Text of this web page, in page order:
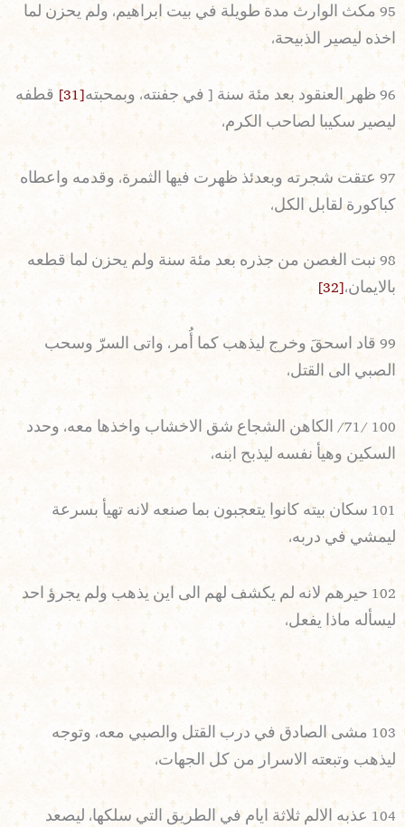
95 مكث الوارث مدة طويلة في بيت ابراهيم، ولم يحزن لما
اخذه ليصير الذبيحة،
96 ظهر العنقود بعد مئة سنة [ في جفنته، وبمحبته [31]
قطفه
ليصير سكيبا لصاحب الكرم،
97 عتقت شجرته وبعدئذ ظهرت فيها الثمرة، وقدمه واعطاه
كباكورة لقابل الكل،
98 نبت الغصن من جذره بعد مئة سنة ولم يحزن لما قطعه
بالايمان، [32]
99 قاد اسحقَ وخرج ليذهب كما أُمر، واتى السرّ وسحب
الصبي الى القتل،
100 /71/ الكاهن الشجاع شق الاخشاب واخذها معه، وحدد
السكين وهيأ نفسه ليذبح ابنه،
101 سكان بيته كانوا يتعجبون بما صنعه لانه تهيأ بسرعة
ليمشي في دربه،
102 حيرهم لانه لم يكشف لهم الى اين يذهب ولم يجرؤ احد
ليسأله ماذا يفعل،
103 مشى الصادق في درب القتل والصبي معه، وتوجه
ليذهب وتبعته الاسرار من كل الجهات،
104 عذبه الالم ثلاثة ايام في الطريق التي سلكها، ليصعد